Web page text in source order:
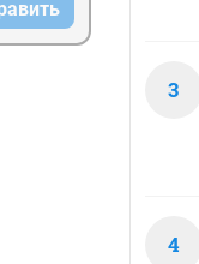
3
4